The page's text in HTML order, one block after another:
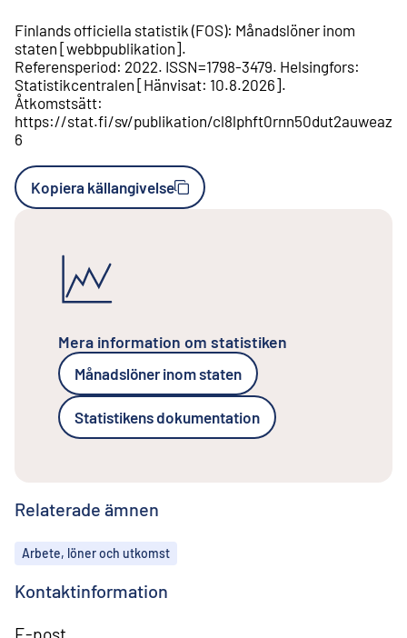
Finlands officiella statistik (FOS): Månadslöner inom
staten [webbpublikation].
Referensperiod: 2022. ISSN=1798-3479. Helsingfors:
Statistikcentralen [Hänvisat: 10.8.2026].
Åtkomstsätt:
https://stat.fi/sv/publikation/cl8lphft0rnn50dut2auweaz
6
Kopiera källangivelse
Mera information om statistiken
Månadslöner inom staten
Statistikens dokumentation
Relaterade ämnen
Ämnen
Arbete, löner och utkomst
Kontaktinformation